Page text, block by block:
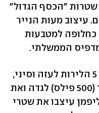
שטרות "הכסף הגדול"
עיצוב מעות הנייר
למטבעות
הממשלתי.
האחים שמיר עיצבו את שטרות 5 הלירות לעזה וסיני,
את הדינר האחד ומחצית הדינר (500 פילס) לגדה ואת
עיצבו את שטרי